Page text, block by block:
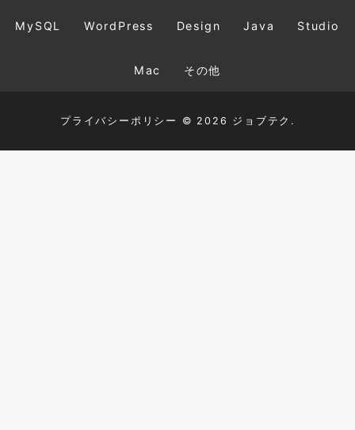
MySQL WordPress Design Java Studio
Mac その他
プライバシーポリシー © 2026 ジョブテク.